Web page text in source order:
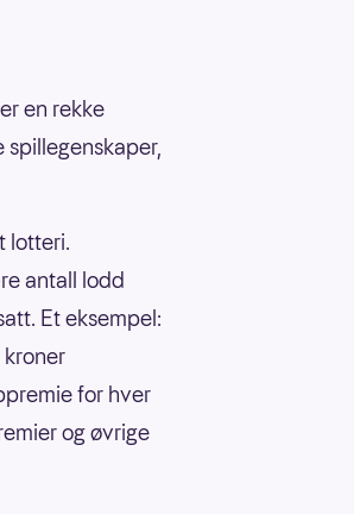
en rekke
lotteri.
antall lodd
Et eksempel:
for hver
og øvrige